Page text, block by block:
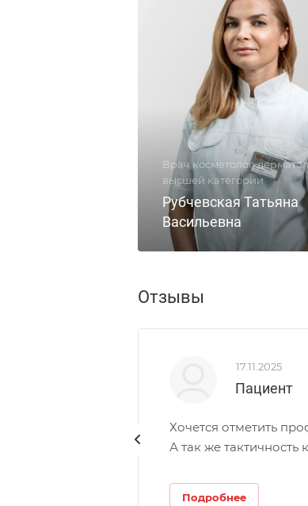
Врач косметолог,
высшей категории
Рубчевская Татьяна
Васильевна
Отзывы
17.11.2025
Пациент
Хочется отметить
А так же
Подробнее